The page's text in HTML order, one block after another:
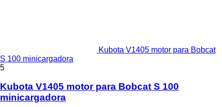
Kubota V1405 motor para Bobcat
S 100 minicargadora
5
Kubota V1405 motor para Bobcat S 100
minicargadora